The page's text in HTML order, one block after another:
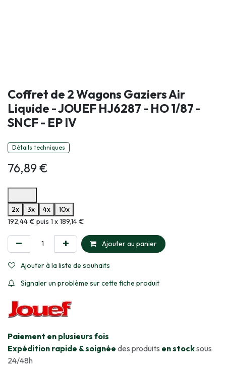
Coffret de 2 Wagons Gaziers Air
Liquide - JOUEF HJ6287 - HO 1/87 -
SNCF - EP IV
Détails techniques
76,89€
2x
3x 4x
10x
Informations sur le plan de paiement sélectionné
192,44 € puis 1 x 189,14 €
Ajouter au panier
Ajouter à la liste de souhaits
Signaler un problème sur cette fiche produit
​Paiement en plusieurs fois
Expédition rapide & soignée des produits en stocksous
24/48h